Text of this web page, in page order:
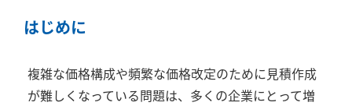
はじめに
複雑な価格構成や頻繁な価格改定のために見積作成
が難しくなっている問題は、多くの企業にとって増